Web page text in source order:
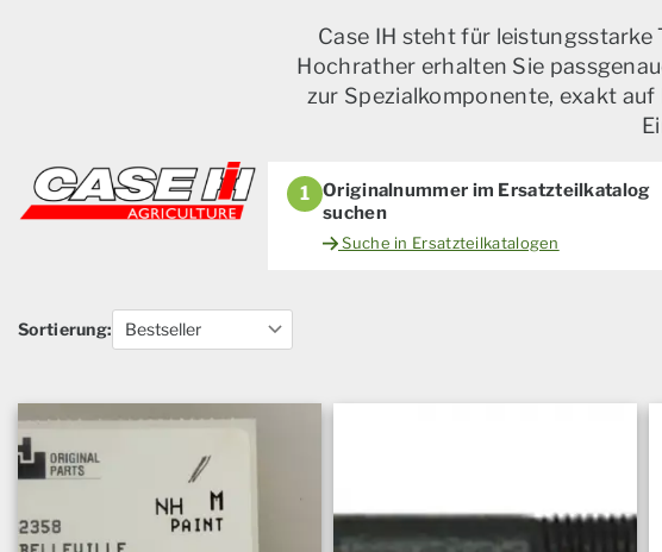
Case IH steht für
Hochrather erhalten Sie
zur Spezialkomponente, exakt
1
Originalnummer im Ersatzteilkatalog
suchen
Suche in Ersatzteilkatalogen
Sortierung: